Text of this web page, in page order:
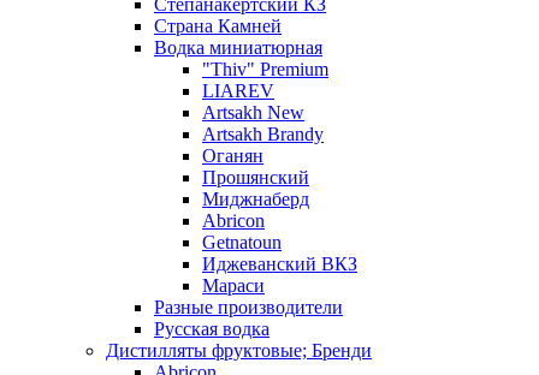
Степанакертский КЗ
Страна Камней
Водка миниатюрная
"Thiv" Premium
LIAREV
Artsakh New
Artsakh Brandy
Оганян
Прошянский
Миджнаберд
Abricon
Getnatoun
Иджеванский ВКЗ
Мараси
Разные производители
Русская водка
Дистилляты фруктовые; Бренди